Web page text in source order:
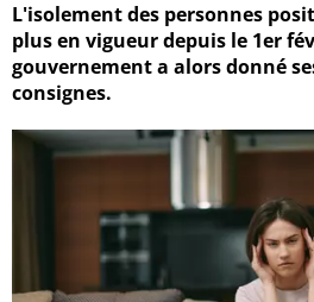
L'isolement des personnes
plus en vigueur depuis le 1er
gouvernement a alors donné
consignes.